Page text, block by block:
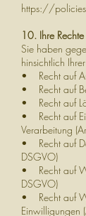
https://
10. Ihre Rechte
Sie haben
hinsichtlich
• Recht auf
• Recht auf
• Recht auf
• Recht auf
Verarbeitung
• Recht auf
DSGVO)
• Recht auf
DSGVO)
• Recht auf
Einwilligungen